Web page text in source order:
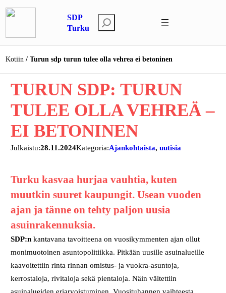
Siirry
sisältöön
SDP
Turku
t
s
i
Kotiin Turun sdp turun tulee olla vehrea ei betoninen
TURUN SDP: TURUN
TULEE OLLA VEHREÄ –
EI BETONINEN
Julkaistu:28.11.2024Kategoria:Ajankohtaista, uutisia
Turku kasvaa hurjaa vauhtia, kuten
muutkin suuret kaupungit. Usean vuoden
ajan ja tänne on tehty paljon uusia
asuinrakennuksia.
SDP:nkantavana tavoitteena on vuosikymmenten ajan ollut
monimuotoinen asuntopolitiikka. Pitkään uusille asuinalueille
kaavoitettiin rinta rinnan omistus- ja vuokra-asuntoja,
kerrostaloja, rivitaloja sekä pientaloja. Näin vältettiin
asuinalueiden eriarvoistuminen. Vuosituhannen vaihteesta